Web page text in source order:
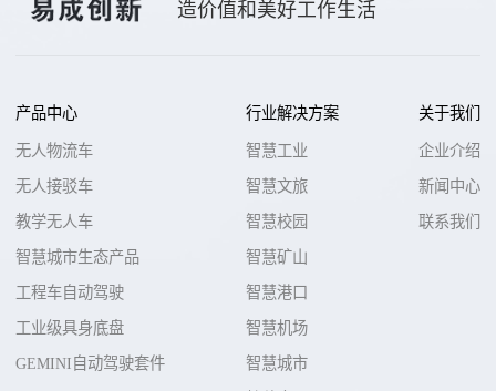
造价值和美好工作生活
产品中心
无人物流车
无人接驳车
教学无人车
智慧城市生态产品
工程车自动驾驶
工业级具身底盘
GEMINI自动驾驶套件
行业解决方案
智慧工业
智慧文旅
智慧校园
智慧矿山
智慧港口
智慧机场
智慧城市
关于我们
企业介绍
新闻中心
联系我们